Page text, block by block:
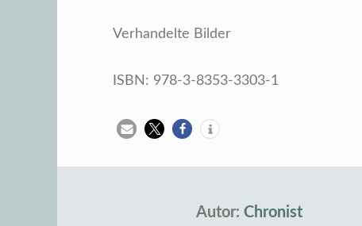
Verhandelte Bilder
ISBN: 978-3-8353-3303-1
Autor: Chronist